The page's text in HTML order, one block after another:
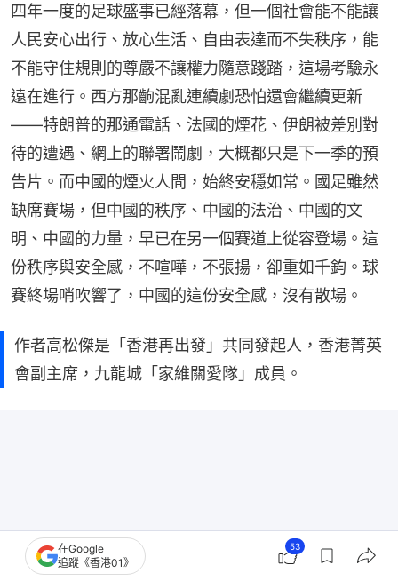
四年一度的足球盛事已經落幕，但一個社會能不能讓
人民安心出行、放心生活、自由表達而不失秩序，能
不能守住規則的尊嚴不讓權力隨意踐踏，這場考驗永
遠在進行。西方那齣混亂連續劇恐怕還會繼續更新
——特朗普的那通電話、法國的煙花、伊朗被差別對
待的遭遇、網上的聯署鬧劇，大概都只是下一季的預
告片。而中國的煙火人間，始終安穩如常。國足雖然
缺席賽場，但中國的秩序、中國的法治、中國的文
明、中國的力量，早已在另一個賽道上從容登場。這
份秩序與安全感，不喧嘩，不張揚，卻重如千鈞。球
賽終場哨吹響了，中國的這份安全感，沒有散場。
作者高松傑是「香港再出發」共同發起人，香港菁英
會副主席，九龍城「家維關愛隊」成員。
在Google
追蹤《香港01》
53